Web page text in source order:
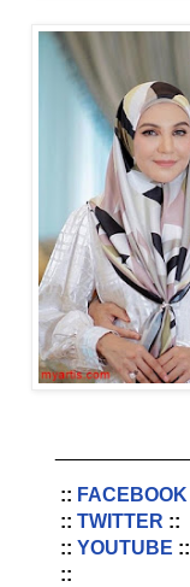
:: FACEBOOK
:: TWITTER ::
:: YOUTUBE ::
::